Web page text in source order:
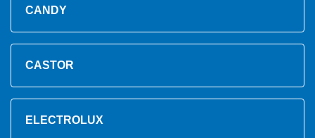
CANDY
CASTOR
ELECTROLUX